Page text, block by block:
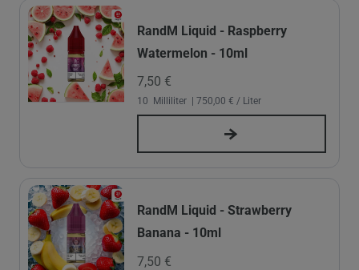
RandM Liquid - Raspberry
Watermelon - 10ml
7,50 €
10 Milliliter | 750,00 € / Liter
RandM Liquid - Strawberry
Banana - 10ml
7,50 €